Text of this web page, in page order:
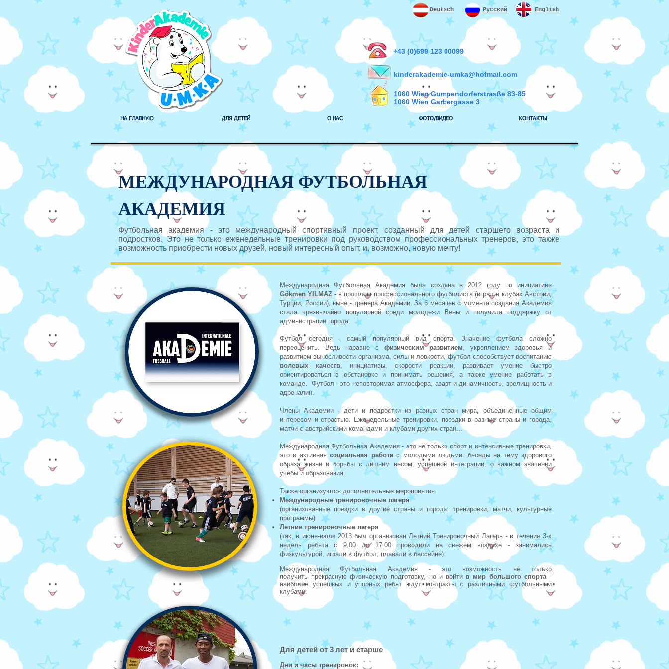
Deutsch Русский English
kinderakademie-umka@hotmail.com
+43 (0)699 123 00099
1060 Wien Gumpendorferstrasße 83-85
1060 Wien Garbergasse 3
НА ГЛАВНУЮ ДЛЯ ДЕТЕЙ О НАС ФОТО/ВИДЕО КОНТАКТЫ
МЕЖДУНАРОДНАЯ ФУТБОЛЬНАЯ
АКАДЕМИЯ
Футбольная академия - это международный спортивный проект, созданный для детей старшего возраста и
подростков. Это не только еженедельные тренировки под руководством профессиональных тренеров, это также
возможность приобрести новых друзей, новый интересный опыт, и, возможно, новую мечту!
Международная Футбольная Академия была создана в 2012 году по инициативе
Gökmen YILMAZ - в прошлом профессионального футболиста (играл в клубах Австрии,
Турции, России), ныне - тренера Академии. За 6 месяцев с момента создания Академия
стала чрезвычайно популярной среди молодежи Вены и получила поддержку от
администрации города.
Футбол сегодня - самый популярный вид спорта. Значение футбола сложно
переоценить. Ведь наравне с физическим развитием, укреплением здоровья и
развитием выносливости организма, силы и ловкости, футбол способствует воспитанию
волевых качеств, инициативы, скорости реакции, развивает умение быстро
ориентироваться в обстановке и принимать решения, а также умение работать в
команде. Футбол - это неповторимая атмосфера, азарт и динамичность, зрелищность и
адреналин.
Члены Академии - дети и подростки из разных стран мира, объединенные общим
интересом и страстью. Еженедельные тренировки, поездки в разные страны и города,
матчи с австрийскими командами и клубами других стран...
Международная Футбольная Академия - это не только спорт и интенсивные тренировки,
это и активнаясоциальная работас молодыми людьми: беседы на тему здорового
образа жизни и борьбы с лишним весом, успешной интеграции, о важном значении
учебы и образования.
Также организуются дополнительные мероприятия:
Международные тренировочные лагеря
(организованные поездки в другие страны и города: тренировки, матчи, культурные
программы)
Летние тренировочные лагеря
(так, в июне-июле 2013 был организован Летний Тренировочный Лагерь - в течение 3-х
недель ребята с 9.00 до 17.00 проводили на свежем воздухе - занимались
физкультурой, играли в футбол, плавали в бассейне)
Международная Футбольная Академия - это возможность не только
получить прекрасную физическую подготовку, но и войти в мир большого спорта-
наиболее успешных и упорных ребят ждут контракты с различными футбольными
клубами.
Для детей от 3 лет и старше
Дни и часы тренировок: